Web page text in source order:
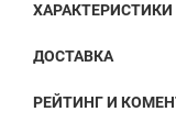
ХАРАКТЕРИСТИКИ
ДОСТАВКА
РЕЙТИНГ И